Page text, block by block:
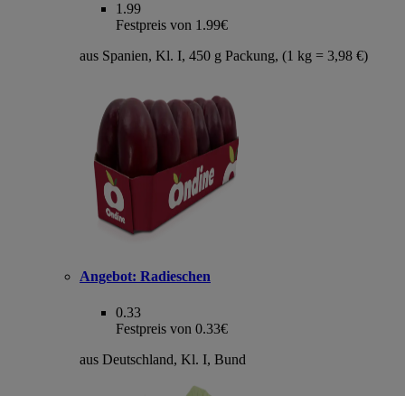
1.99
Festpreis von 1.99€
aus Spanien, Kl. I, 450 g Packung, (1 kg = 3,98 €)
Angebot: Radieschen
0.33
Festpreis von 0.33€
aus Deutschland, Kl. I, Bund